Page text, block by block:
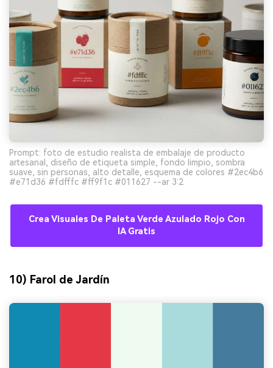
Prompt: foto de estudio realista de embalaje de producto
artesanal, diseño de etiqueta simple, fondo limpio, sombra
suave, sin personas, alto detalle, esquema de colores #2ec4b6
#e71d36 #fdfffc #ff9f1c #011627 --ar 3:2
Crea Visuales De Paleta Verde Azulado Rojo Con
IA Gratis
10) Farol de Jardín